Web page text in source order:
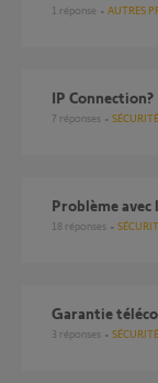
1 réponse AUTRES
IP Connection?
7 réponses SÉCURITÉ
Problème
18 réponses
Garantie
3 réponses SÉCURITÉ